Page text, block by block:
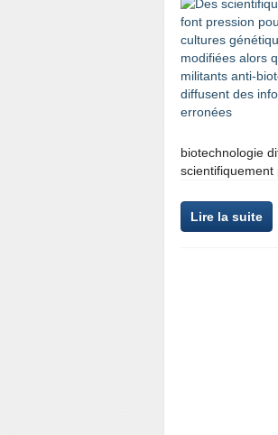
biotechnologie
scientifiquement
Lire la suite